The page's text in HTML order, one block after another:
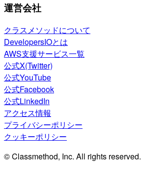
運営会社
クラスメソッドについて
DevelopersIOとは
AWS支援サービス一覧
公式X(Twitter)
公式YouTube
公式Facebook
公式LinkedIn
アクセス情報
プライバシーポリシー
クッキーポリシー
© Classmethod, Inc. All rights reserved.